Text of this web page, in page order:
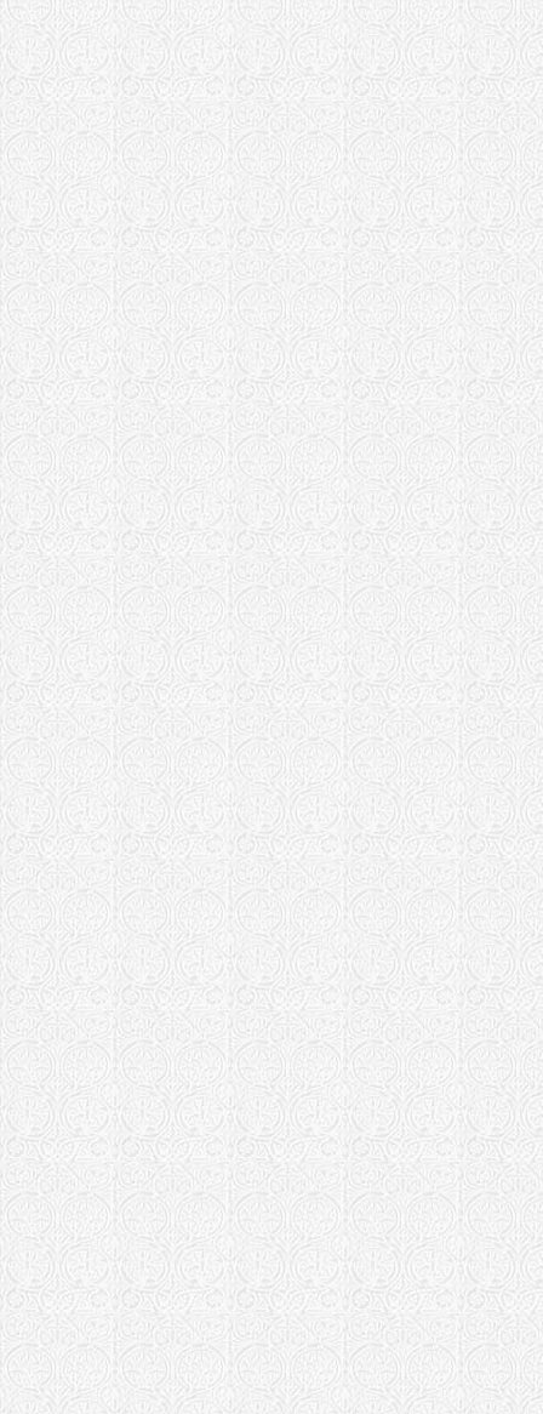
Космо-
Орловско-
Храм
г. Болхов
Храм свт.
Собор
Тверская
Храм
Тихвинская
Храм свт.
Уржумская
Храм свт.
Щигровская